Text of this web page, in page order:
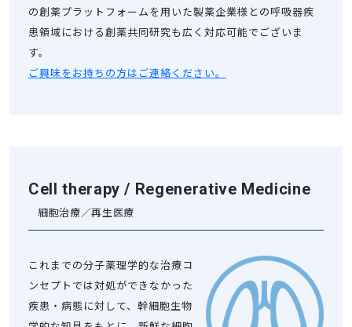
の創薬プラットフォームを用いた製薬企業様との呼吸器疾
患領域における創薬共同研究も広く対応可能でございま
す。
ご興味をお持ちの方はご連絡ください。
Cell therapy / Regenerative Medicine
細胞治療／再生医療
これまでの分子薬理学的な治療コ
ンセプトでは対処ができなかった
疾患・病態に対して、幹細胞生物